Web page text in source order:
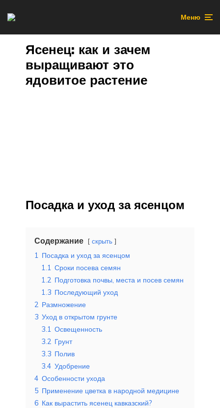
Меню
Ясенец: как и зачем
выращивают это
ядовитое растение
Посадка и уход за ясенцом
Содержание скрыть
1 Посадка и уход за ясенцом
1.1 Сроки посева семян
1.2 Подготовка почвы, места и посев семян
1.3 Последующий уход
2 Размножение
3 Уход в открытом грунте
3.1 Освещенность
3.2 Грунт
3.3 Полив
3.4 Удобрение
4 Особенности ухода
5 Применение цветка в народной медицине
6 Как вырастить ясенец кавказский?